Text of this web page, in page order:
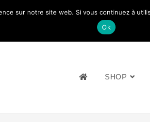
NOUS CONTACTEZ: +33 (0)4 77 81 49 35
SHOP
sur notre site web. Si vous continuez à
Ok